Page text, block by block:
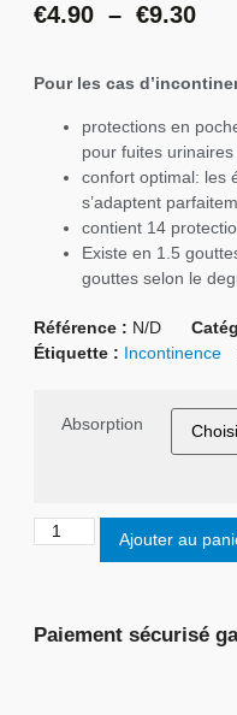
€4.90 – €9.30
Pour les cas
protections en
pour fuites
confort optimal: les
s’adaptent
contient 14
Existe en 1.5
gouttes selon le
Référence : N/D
Étiquette : Incontinence
Absorption
Ajouter au
Paiement sécurisé